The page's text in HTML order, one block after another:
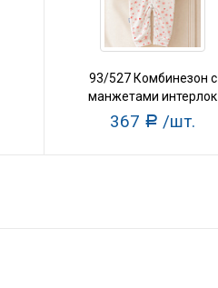
93/527 Комбинезон с
манжетами интерлок
367 Р /шт.